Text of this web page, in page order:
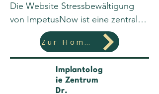
Die Website Stressbewältigung
von ImpetusNow ist eine zentrale
Plattform für Menschen, die
effektive Wege suchen, um Stress
nachhaltig zu reduzieren und ihre
mentale Gesundheit zu stärken.
Sie bietet fundierte Informationen,
Zur Homepage
Implantolog
ie Zentrum
Dr.